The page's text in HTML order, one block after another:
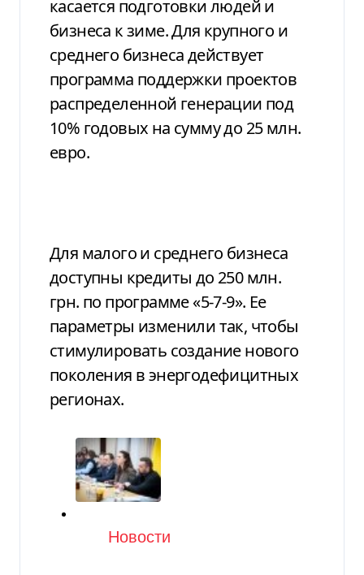
касается подготовки людей и
бизнеса к зиме. Для крупного и
среднего бизнеса действует
программа поддержки проектов
распределенной генерации под
10% годовых на сумму до 25 млн.
евро.
Для малого и среднего бизнеса
доступны кредиты до 250 млн.
грн. по программе «5-7-9». Ее
параметры изменили так, чтобы
стимулировать создание нового
поколения в энергодефицитных
регионах.
Категория
Новости